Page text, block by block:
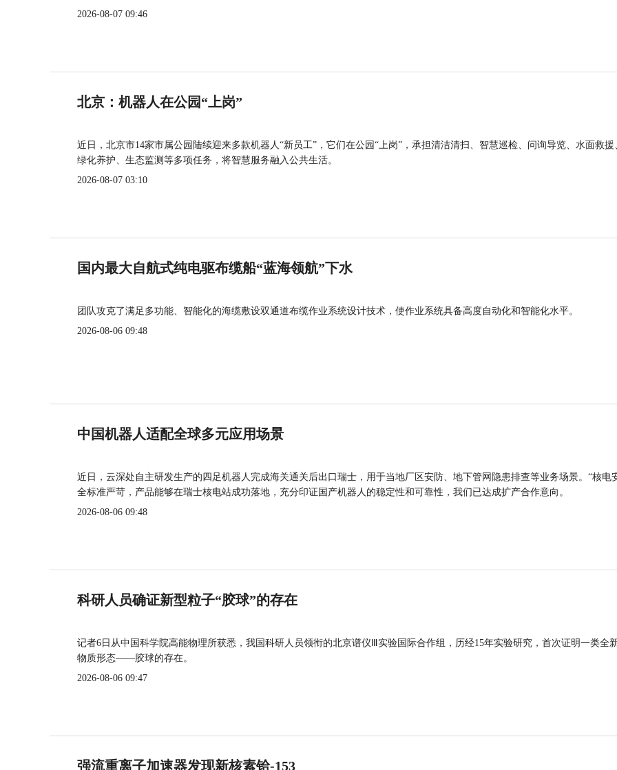
2026-08-07 09:46
北京：机器人在公园“上岗”
近日，北京市14家市属公园陆续迎来多款机器人“新员工”，它们在公园“上岗”，承担清洁清扫、智慧巡检、问询导览、水面救援
绿化养护、生态监测等多项任务，将智慧服务融入公共生活。
2026-08-07 03:10
国内最大自航式纯电驱布缆船“蓝海领航”下水
团队攻克了满足多功能、智能化的海缆敷设双通道布缆作业系统设计技术，使作业系统具备高度自动化和智能化水平。
2026-08-06 09:48
中国机器人适配全球多元应用场景
近日，云深处自主研发生产的四足机器人完成海关通关后出口瑞士，用于当地厂区安防、地下管网隐患排查等业务场景。“核电
全标准严苛，产品能够在瑞士核电站成功落地，充分印证国产机器人的稳定性和可靠性，我们已达成扩产合作意向。
2026-08-06 09:48
科研人员确证新型粒子“胶球”的存在
记者6日从中国科学院高能物理所获悉，我国科研人员领衔的北京谱仪Ⅲ实验国际合作组，历经15年实验研究，首次证明一类全
物质形态——胶球的存在。
2026-08-06 09:47
强流重离子加速器发现新核素铪-153